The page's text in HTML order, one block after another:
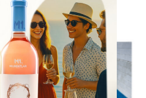
de interese